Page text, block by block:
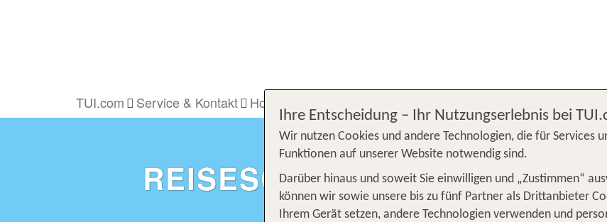
TUI.com Service & Kontakt Hotel & Pauschalreise
REISESCHUTZ UND
Ihre Entscheidung – Ihr Nutzungserlebnis bei
Wir nutzen Cookies und andere Technologien, die für Services
Funktionen auf unserer Website notwendig sind.
Darüber hinaus und soweit Sie einwilligen und „Zustimmen“
können wir sowie unsere bis zu fünf Partner als Drittanbieter
Ihrem Gerät setzen, andere Technologien verwenden und